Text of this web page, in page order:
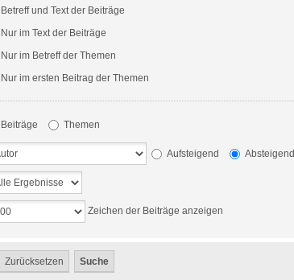
Betreff und Text der Beiträge
Nur im Text der Beiträge
Nur im Betreff der Themen
Nur im ersten Beitrag der Themen
Beiträge Themen
Aufsteigend Absteigend
Zeichen der Beiträge anzeigen